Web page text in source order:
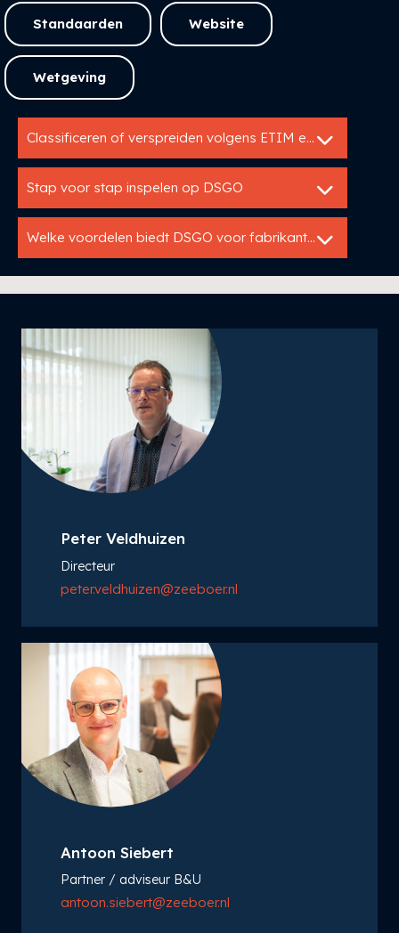
Standaarden Website
Wetgeving
Classificeren of verspreiden volgens ETIM en DICO
Stap voor stap inspelen op DSGO
Welke voordelen biedt DSGO voor fabrikanten?
Peter Veldhuizen
Directeur
peter.veldhuizen@zeeboer.nl
Antoon Siebert
Partner / adviseur B&U
antoon.siebert@zeeboer.nl